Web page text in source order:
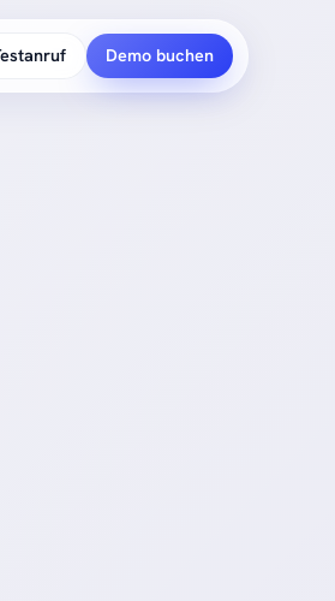
Demo buchen